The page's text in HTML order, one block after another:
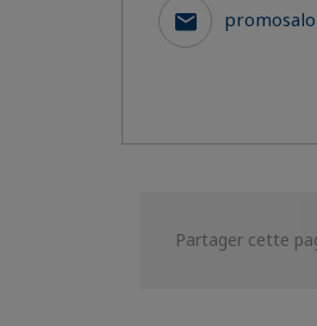
Partager cette